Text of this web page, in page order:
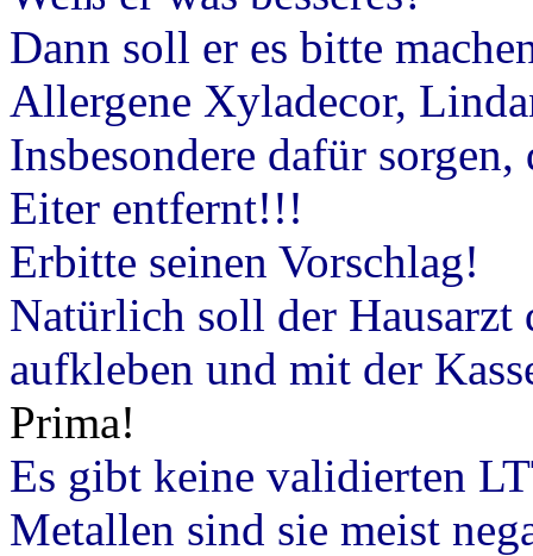
Dann soll er es bitte
Allergene Xyladecor,
Insbesondere dafür
Eiter entfernt!!!
Erbitte seinen Vorschlag!
Natürlich soll der Hausarzt
aufkleben und mit der
Prima!
Es gibt keine validierten
Metallen sind sie meist